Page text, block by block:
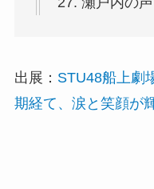
出展： STU48船上劇
期経て、涙と笑顔が